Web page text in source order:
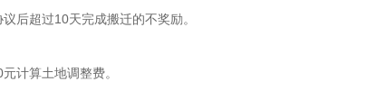
后超过10天完成搬迁的不奖励。
计算土地调整费。